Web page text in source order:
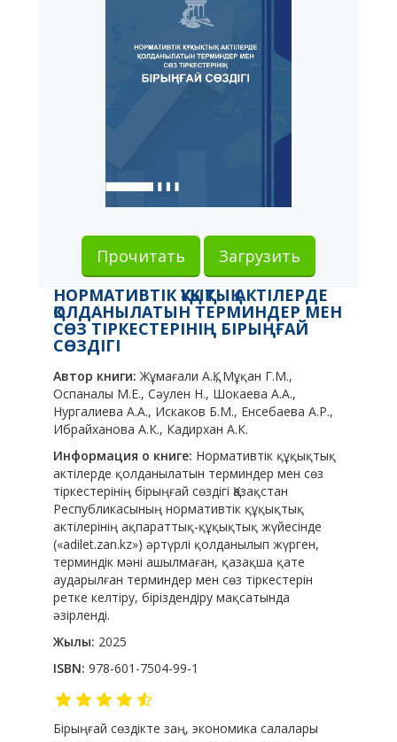
Прочитать
Загрузить
НОРМАТИВТІК ҚҰҚЫҚТЫҚ АКТІЛЕРДЕ
ҚОЛДАНЫЛАТЫН ТЕРМИНДЕР МЕН
СӨЗ ТІРКЕСТЕРІНІҢ БІРЫҢҒАЙ
СӨЗДІГІ
Автор книги: Жұмағали А.Қ., Мұқан Г.М.,
Оспаналы М.Е., Сәулен Н., Шокаева А.А.,
Нургалиева А.А., Искаков Б.М., Енсебаева А.Р.,
Ибрайханова А.К., Кадирхан А.К.
Информация о книге: Нормативтік құқықтық
актілерде қолданылатын терминдер мен сөз
тіркестерінің бірыңғай сөздігі Қазақстан
Республикасының нормативтік құқықтық
актілерінің ақпараттық-құқықтық жүйесінде
(«adilet.zan.kz») әртүрлі қолданылып жүрген,
терминдік мәні ашылмаған, қазақша қате
аударылған терминдер мен сөз тіркестерін
ретке келтіру, біріздендіру мақсатында
әзірленді.
Жылы: 2025
ISBN: 978-601-7504-99-1
Бірыңғай сөздікте заң, экономика салалары